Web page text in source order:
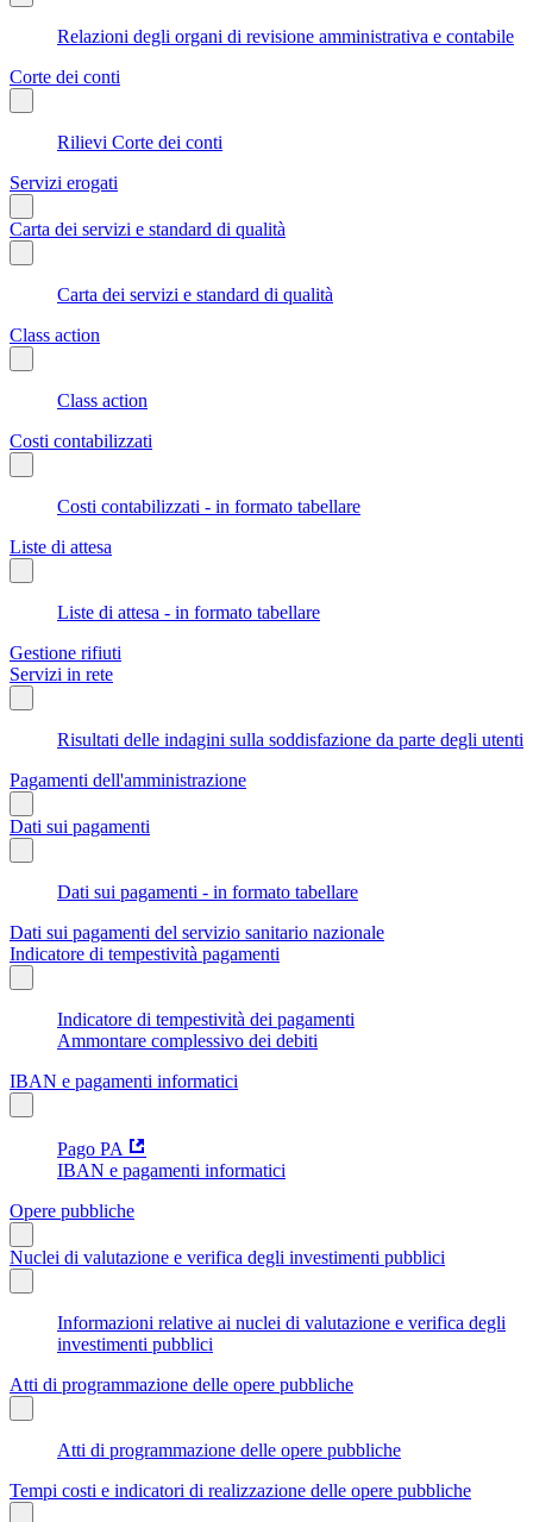
Relazioni degli organi di revisione amministrativa e contabile
Corte dei conti
Rilievi Corte dei conti
Servizi erogati
Carta dei servizi e standard di qualità
Carta dei servizi e standard di qualità
Class action
Class action
Costi contabilizzati
Costi contabilizzati - in formato tabellare
Liste di attesa
Liste di attesa - in formato tabellare
Gestione rifiuti
Servizi in rete
Risultati delle indagini sulla soddisfazione da parte degli utenti
Pagamenti dell'amministrazione
Dati sui pagamenti
Dati sui pagamenti - in formato tabellare
Dati sui pagamenti del servizio sanitario nazionale
Indicatore di tempestività pagamenti
Indicatore di tempestività dei pagamenti
Ammontare complessivo dei debiti
IBAN e pagamenti informatici
Pago PA
IBAN e pagamenti informatici
Opere pubbliche
Nuclei di valutazione e verifica degli investimenti pubblici
Informazioni relative ai nuclei di valutazione e verifica degli
investimenti pubblici
Atti di programmazione delle opere pubbliche
Atti di programmazione delle opere pubbliche
Tempi costi e indicatori di realizzazione delle opere pubbliche